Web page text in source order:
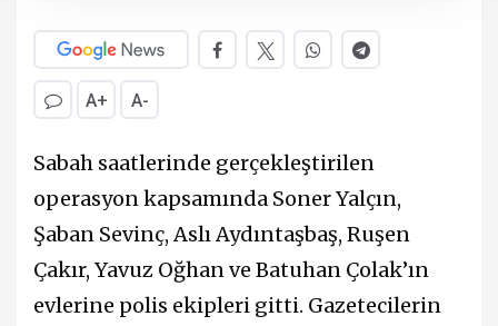
A+ A-
Sabah saatlerinde gerçekleştirilen
operasyon kapsamında Soner Yalçın,
Şaban Sevinç, Aslı Aydıntaşbaş, Ruşen
Çakır, Yavuz Oğhan ve Batuhan Çolak’ın
evlerine polis ekipleri gitti. Gazetecilerin